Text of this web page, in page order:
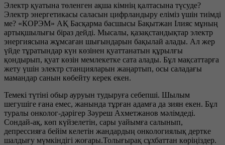
Электр қуатына төленген ақша кімнің қалтасына түсуде?
Электр энергетикасы саласын цифрландыру еліміз үшін тиімді
ме? «КОРЭМ» АҚ Басқарма басшысы Бақытжан Ілияс мұның
артықшылығы біраз дейді. Мысалы, қазақстандықтар электр
энергиясына жұмсаған шығындарын бақылай алады. Ал жер
үйде тұратындар күн көзінен қуаттанатын құрылғы
қондырып, қуат көзін мемлекетке сата алады. Бұл мақсаттарға
жету үшін электр станцияларын жаңартып, осы саладағы
мамандар санын көбейту керек екен.
Темекі түтіні обыр ауруын тудыруға себепші. Шылым
шегушіге ғана емес, жанында тұрған адамға да зиян екен. Бұл
туралы онколог-дәрігер Зәуреш Ахметжанов мәлімдеді.
Сондай-ақ, көп күйзелетін, сары уайымға салынып,
депрессияға бейім келетін жандардың онкологиялық дертке
шалдығу мүмкіндігі жоғары.Толығырақ сұхбаттан көріңіздер.